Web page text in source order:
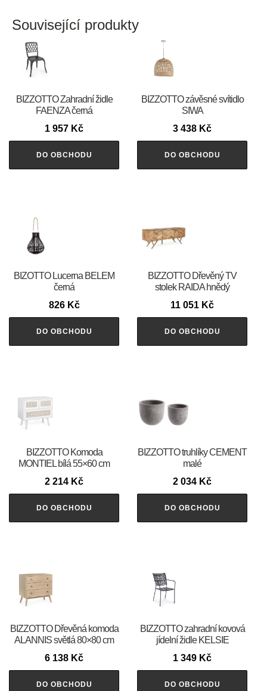
Související produkty
BIZZOTTO Zahradní židle
FAENZA černá
1 957 Kč
DO OBCHODU
BIZZOTTO závěsné svítidlo
SIWA
3 438 Kč
DO OBCHODU
BIZOTTO Lucerna BELEM
černá
826 Kč
DO OBCHODU
BIZZOTTO Dřevěný TV
stolek RAIDA hnědý
11 051 Kč
DO OBCHODU
BIZZOTTO Komoda
MONTIEL bílá 55×60 cm
2 214 Kč
DO OBCHODU
BIZZOTTO truhlíky CEMENT
malé
2 034 Kč
DO OBCHODU
BIZZOTTO Dřevěná komoda
ALANNIS světlá 80×80 cm
6 138 Kč
DO OBCHODU
BIZZOTTO zahradní kovová
jídelní židle KELSIE
1 349 Kč
DO OBCHODU